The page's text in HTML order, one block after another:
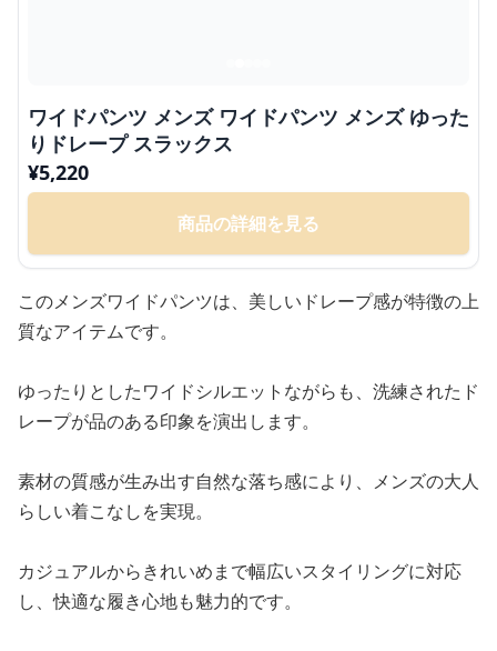
ワイドパンツ メンズ ワイドパンツ メンズ ゆった
りドレープ スラックス
¥5,220
商品の詳細を見る
このメンズワイドパンツは、美しいドレープ感が特徴の上
質なアイテムです。
ゆったりとしたワイドシルエットながらも、洗練されたド
レープが品のある印象を演出します。
素材の質感が生み出す自然な落ち感により、メンズの大人
らしい着こなしを実現。
カジュアルからきれいめまで幅広いスタイリングに対応
し、快適な履き心地も魅力的です。